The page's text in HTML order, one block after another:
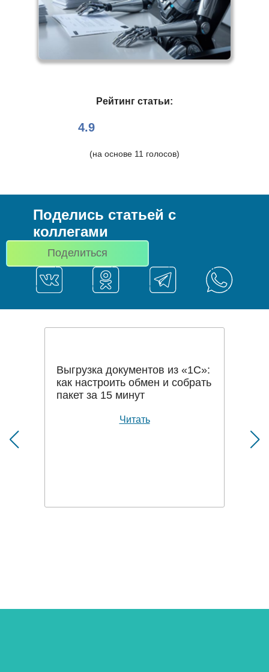
Рейтинг статьи:
4.9
(на основе 11 голосов)
Поделись статьей с
коллегами
Поделиться
Выгрузка документов из «1С»:
как настроить обмен и собрать
пакет за 15 минут
Читать